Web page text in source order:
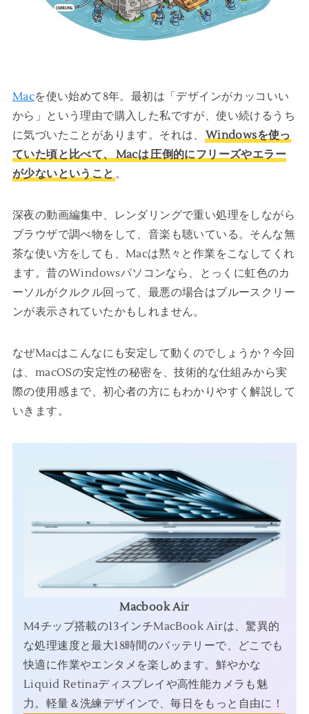
Macを使い始めて8年。最初は「デザインがカッコいい
から」という理由で購入した私ですが、使い続けるうち
に気づいたことがあります。それは、 Windowsを使っ
ていた頃と比べて、
Macは圧倒的にフリーズやエラー
が少ないということ 。
深夜の動画編集中、レンダリングで重い処理をしながら
ブラウザで調べ物をして、音楽も聴いている。そんな無
茶な使い方をしても、Macは黙々と作業をこなしてくれ
ます。昔のWindowsパソコンなら、とっくに虹色のカ
ーソルがクルクル回って、最悪の場合はブルースクリー
ンが表示されていたかもしれません。
なぜMacはこんなにも安定して動くのでしょうか？今回
は、macOSの安定性の秘密を、技術的な仕組みから実
際の使用感まで、初心者の方にもわかりやすく解説して
いきます。
Macbook Air
M4チップ搭載の13インチMacBook Airは、驚異的
な処理速度と最大18時間のバッテリーで、どこでも
快適に作業やエンタメを楽しめます。鮮やかな
Liquid Retinaディスプレイや高性能カメラも魅
力。軽量＆洗練デザインで、毎日をもっと自由に！